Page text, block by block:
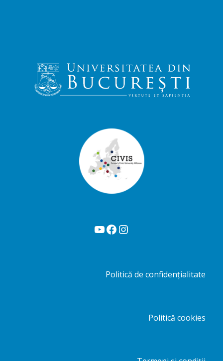
YouTube Facebook Instagram
Politică de confidențialitate
Politică cookies